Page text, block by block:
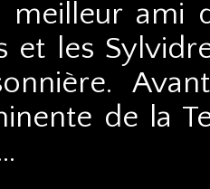
meilleur ami
et les
de la